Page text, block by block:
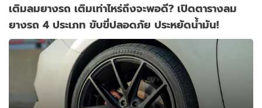
เติมลมยางรถ เติมเท่าไหร่ถึงจะพอดี? เปิดตารางลม
ยางรถ 4 ประเภท ขับขี่ปลอดภัย ประหยัดน้ำมัน!